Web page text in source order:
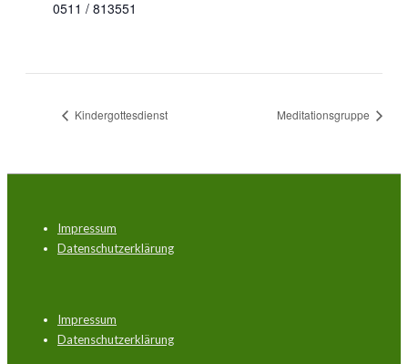
0511 / 813551
Kindergottesdienst Meditationsgruppe
Footer-
Menü
Impressum
Datenschutzerklärung
Footer-
Menü
Impressum
Datenschutzerklärung